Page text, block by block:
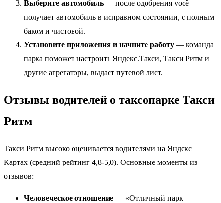
Выберите автомобиль — после одобрения você
получает автомобиль в исправном состоянии, с полным
баком и чистовой.
Установите приложения и начните работу — команда
парка поможет настроить Яндекс.Такси, Такси Ритм и
другие агрегаторы, выдаст путевой лист.
Отзывы водителей о таксопарке Такси
Ритм
Такси Ритм высоко оценивается водителями на Яндекс
Картах (средний рейтинг 4,8-5,0). Основные моменты из
отзывов:
Человеческое отношение — «Отличный парк.